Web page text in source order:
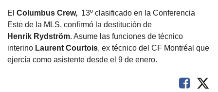
El Columbus Crew, 13º clasificado en la Conferencia
Este de la MLS, confirmó la destitución de
Henrik Rydström. Asume las funciones de técnico
interino Laurent Courtois, ex técnico del CF Montréal que
ejercía como asistente desde el 9 de enero.